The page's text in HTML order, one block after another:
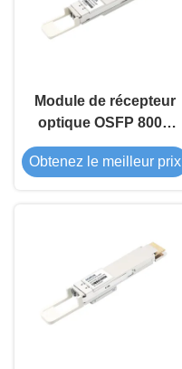
Module de récepteur
optique OSFP 800G
ZR PRO
Obtenez le meilleur prix